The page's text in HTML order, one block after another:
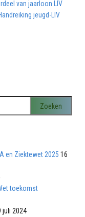
van jaarloon LIV
jeugd-LIV
en Ziektewet 2025 16
toekomst
juli 2024